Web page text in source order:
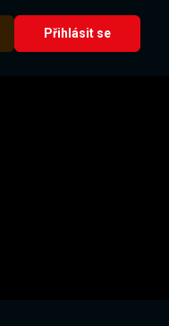
Přihlásit se